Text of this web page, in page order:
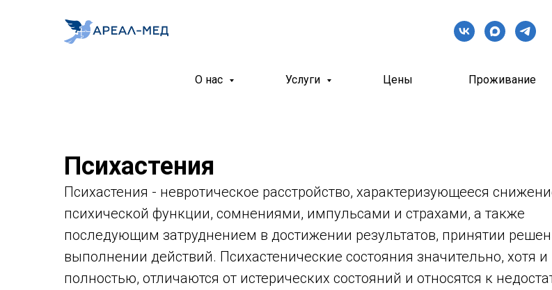
О нас Услуги Цены Проживание
Психастения
Психастения - невротическое расстройство, характеризующееся
психической функции, сомнениями, импульсами и страхами, а также
последующим затруднением в достижении результатов, принятии
выполнении действий. Психастенические состояния значительно, хотя и
полностью, отличаются от истерических состояний и относятся к